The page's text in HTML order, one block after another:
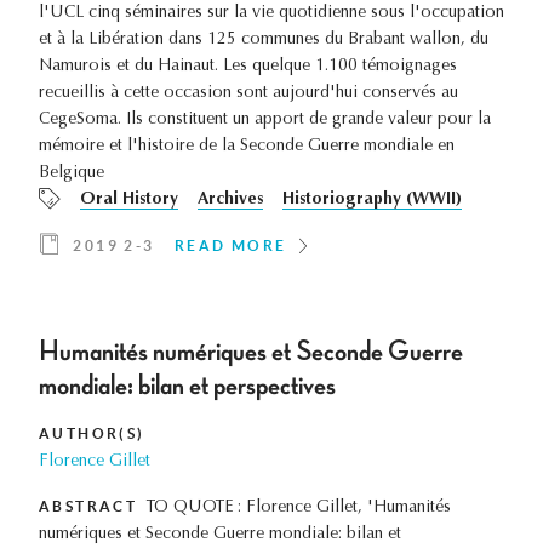
l'UCL cinq séminaires sur la vie quotidienne sous l'occupation
et à la Libération dans 125 communes du Brabant wallon, du
Namurois et du Hainaut. Les quelque 1.100 témoignages
recueillis à cette occasion sont aujourd'hui conservés au
CegeSoma. Ils constituent un apport de grande valeur pour la
mémoire et l'histoire de la Seconde Guerre mondiale en
Belgique
Oral History
Archives Historiography (WWII)
2019 2-3 READ MORE
Humanités numériques et Seconde Guerre
mondiale: bilan et perspectives
AUTHOR(S)
Florence Gillet
ABSTRACT
TO QUOTE : Florence Gillet, 'Humanités
numériques et Seconde Guerre mondiale: bilan et